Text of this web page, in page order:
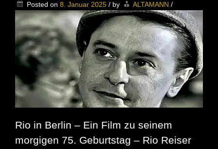
Angeles
|
Was
für
ein
Line-
up!
|
Live-
Übertragung
auf
vielen
|
30.
Januar
Posted on 8. Januar 2025 / by ALTAMANN /
Rio in Berlin – Ein Film zu seinem
morgigen 75. Geburtstag – Rio Reiser